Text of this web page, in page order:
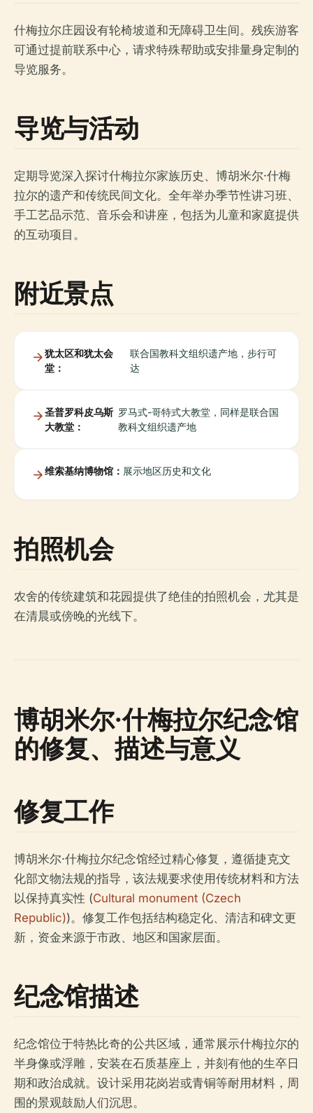
什梅拉尔庄园设有轮椅坡道和无障碍卫生间。残疾游客
可通过提前联系中心，请求特殊帮助或安排量身定制的
导览服务。
导览与活动
定期导览深入探讨什梅拉尔家族历史、博胡米尔·什梅
拉尔的遗产和传统民间文化。全年举办季节性讲习班、
手工艺品示范、音乐会和讲座，包括为儿童和家庭提供
的互动项目。
附近景点
犹太区和犹太会
堂：
联合国教科文组织遗产地，步行可
达
圣普罗科皮乌斯
大教堂：
罗马式-哥特式大教堂，同样是联合国
教科文组织遗产地
维索基纳博物馆： 展示地区历史和文化
拍照机会
农舍的传统建筑和花园提供了绝佳的拍照机会，尤其是
在清晨或傍晚的光线下。
博胡米尔·什梅拉尔纪念馆
的修复、描述与意义
修复工作
博胡米尔·什梅拉尔纪念馆经过精心修复，遵循捷克文
化部文物法规的指导，该法规要求使用传统材料和方法
以保持真实性 (Cultural monument (Czech
Republic))。修复工作包括结构稳定化、清洁和碑文更
新，资金来源于市政、地区和国家层面。
纪念馆描述
纪念馆位于特热比奇的公共区域，通常展示什梅拉尔的
半身像或浮雕，安装在石质基座上，并刻有他的生卒日
期和政治成就。设计采用花岗岩或青铜等耐用材料，周
围的景观鼓励人们沉思。